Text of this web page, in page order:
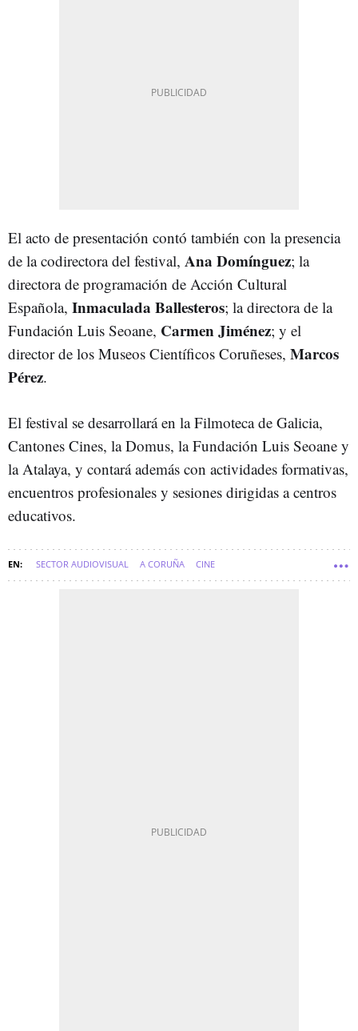
El acto de presentación contó también con la presencia
de la codirectora del festival, Ana Domínguez; la
directora de programación de Acción Cultural
Española, Inmaculada Ballesteros; la directora de la
Fundación Luis Seoane, Carmen Jiménez; y el
director de los Museos Científicos Coruñeses, Marcos
Pérez.
El festival se desarrollará en la Filmoteca de Galicia,
Cantones Cines, la Domus, la Fundación Luis Seoane y
la Atalaya, y contará además con actividades formativas,
encuentros profesionales y sesiones dirigidas a centros
educativos.
SECTOR AUDIOVISUAL A CORUÑA CINE